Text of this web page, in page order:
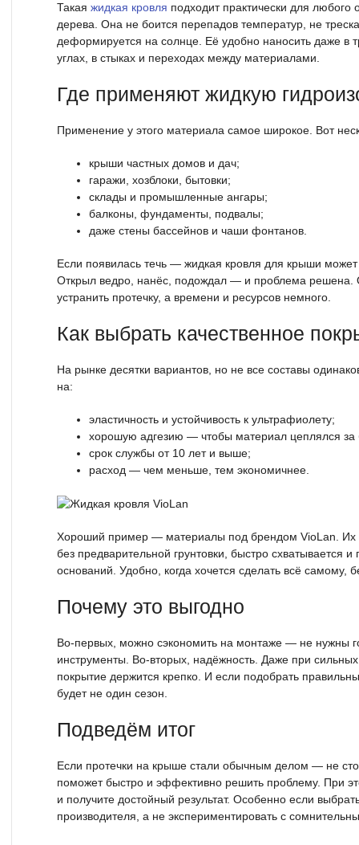
Такая жидкая кровля подходит практически для
дерева. Она не боится перепадов температур, не
деформируется на солнце. Её удобно наносить даже в
углах, в стыках и переходах между материалами.
Где применяют жидкую
Применение у этого материала самое широкое. Вот
крыши частных домов и дач;
гаражи, хозблоки, бытовки;
склады и промышленные ангары;
балконы, фундаменты, подвалы;
даже стены бассейнов и чаши фонтанов.
Если появилась течь — жидкая кровля для крыши
Открыл ведро, нанёс, подождал — и проблема решена.
устранить протечку, а времени и ресурсов немного.
Как выбрать качественное
На рынке десятки вариантов, но не все составы
на:
эластичность и устойчивость к ультрафиолету;
хорошую адгезию — чтобы материал цеплялся за
срок службы от 10 лет и выше;
расход — чем меньше, тем экономичнее.
Хороший пример — материалы под брендом VioLan. Их
без предварительной грунтовки, быстро схватывается
оснований. Удобно, когда хочется сделать всё самому,
Почему это выгодно
Во-первых, можно сэкономить на монтаже — не нужны
инструменты. Во-вторых, надёжность. Даже при
покрытие держится крепко. И если подобрать
будет не один сезон.
Подведём итог
Если протечки на крыше стали обычным делом — не
поможет быстро и эффективно решить проблему. При
и получите достойный результат. Особенно если
производителя, а не экспериментировать с